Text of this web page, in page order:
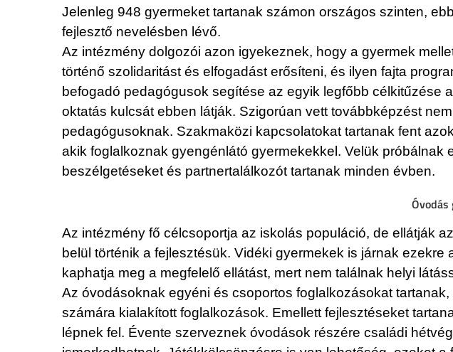
Jelenleg 948 gyermeket tartanak számon országos szinten,
fejlesztő nevelésben lévő.
Az intézmény dolgozói azon igyekeznek, hogy a gyermek
történő szolidaritást és elfogadást erősíteni, és ilyen fajta
befogadó pedagógusok segítése az egyik legfőbb célkitűzése
oktatás kulcsát ebben látják. Szigorúan vett továbbképzést
pedagógusoknak. Szakmaközi kapcsolatokat tartanak fent
akik foglalkoznak gyengénlátó gyermekekkel. Velük
beszélgetéseket és partnertalálkozót tartanak minden évben.
Óvodás
Az intézmény fő célcsoportja az iskolás populáció, de ellátják
belül történik a fejlesztésük. Vidéki gyermekek is járnak
kaphatja meg a megfelelő ellátást, mert nem találnak helyi
Az óvodásoknak egyéni és csoportos foglalkozásokat
számára kialakított foglalkozások. Emellett fejlesztéseket
lépnek fel. Évente szerveznek óvodások részére családi